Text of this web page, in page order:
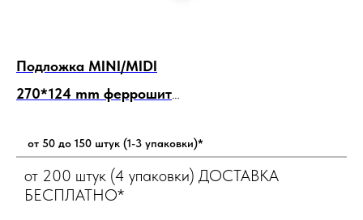
Подложка MINI/MIDI
270*124 mm феррошит
от 50 до 150 штук (1-3 упаковки)*
от 200 штук (4 упаковки) ДОСТАВКА
БЕСПЛАТНО*